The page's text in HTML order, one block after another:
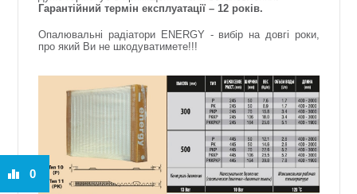
Гарантійний термін експлуатації – 12 років.
Опалювальні радіатори ENERGY -вибір надовгі роки,
про який Ви не шкодуватимете!!!
0